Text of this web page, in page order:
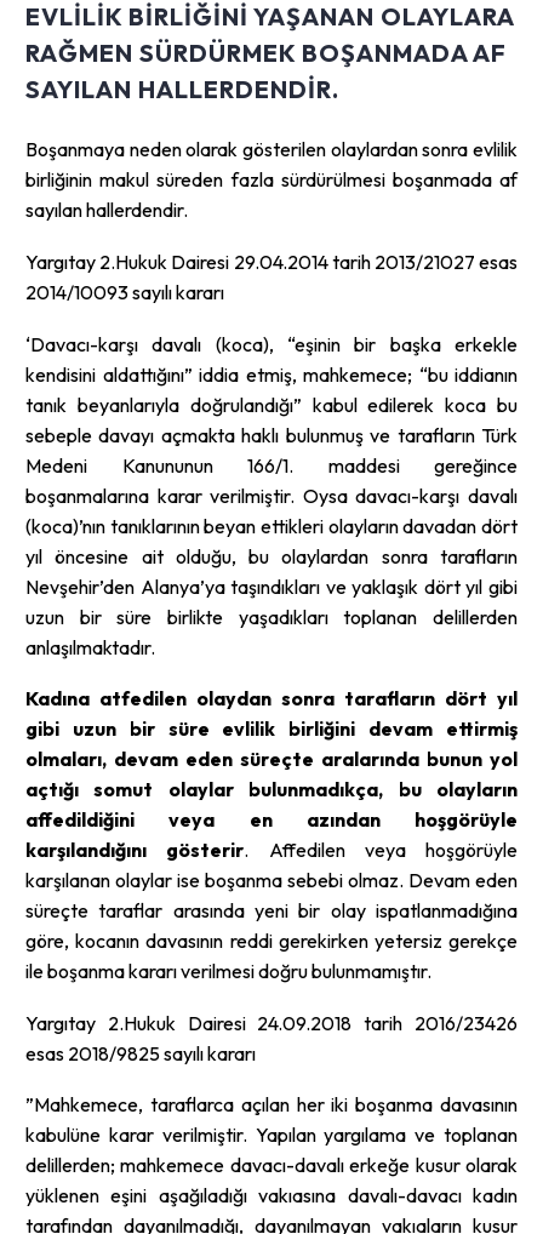
EVLILIK BIRLIĞINI YAŞANAN OLAYLARA
RAĞMEN SÜRDÜRMEK BOŞANMADA AF
SAYILAN HALLERDENDIR.
Boşanmaya neden olarak gösterilen olaylardan sonra evlilik
birliğinin makul süreden fazla sürdürülmesi boşanmada af
sayılan hallerdendir.
Yargıtay 2.Hukuk Dairesi 29.04.2014 tarih 2013/21027 esas
2014/10093 sayılı kararı
‘Davacı-karşı davalı (koca), “eşinin bir başka erkekle
kendisini aldattığını” iddia etmiş, mahkemece; “bu iddianın
tanık beyanlarıyla doğrulandığı” kabul edilerek koca bu
sebeple davayı açmakta haklı bulunmuş ve tarafların Türk
Medeni Kanununun 166/1. maddesi gereğince
boşanmalarına karar verilmiştir. Oysa davacı-karşı davalı
(koca)’nın tanıklarının beyan ettikleri olayların davadan dört
yıl öncesine ait olduğu, bu olaylardan sonra tarafların
Nevşehir’den Alanya’ya taşındıkları ve yaklaşık dört yıl gibi
uzun bir süre birlikte yaşadıkları toplanan delillerden
anlaşılmaktadır.
Kadına atfedilen olaydan sonra tarafların dört yıl
gibi uzun bir süre evlilik birliğini devam ettirmiş
olmaları, devam eden süreçte aralarında bunun yol
açtığı somut olaylar bulunmadıkça, bu olayların
affedildiğini veya en azından hoşgörüyle
karşılandığını gösterir. Affedilen veya hoşgörüyle
karşılanan olaylar ise boşanma sebebi olmaz. Devam eden
süreçte taraflar arasında yeni bir olay ispatlanmadığına
göre, kocanın davasının reddi gerekirken yetersiz gerekçe
ile boşanma kararı verilmesi doğru bulunmamıştır.
Yargıtay 2.Hukuk Dairesi 24.09.2018 tarih 2016/23426
esas 2018/9825 sayılı kararı
”Mahkemece, taraflarca açılan her iki boşanma davasının
kabulüne karar verilmiştir. Yapılan yargılama ve toplanan
delillerden; mahkemece davacı-davalı erkeğe kusur olarak
yüklenen eşini aşağıladığı vakıasına davalı-davacı kadın
tarafından dayanılmadığı, dayanılmayan vakıaların kusur